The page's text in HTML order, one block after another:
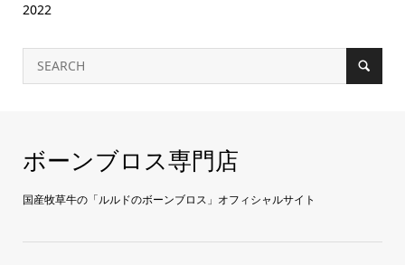
2022
ボーンブロス専門店
国産牧草牛の「ルルドのボーンブロス」オフィシャルサイト